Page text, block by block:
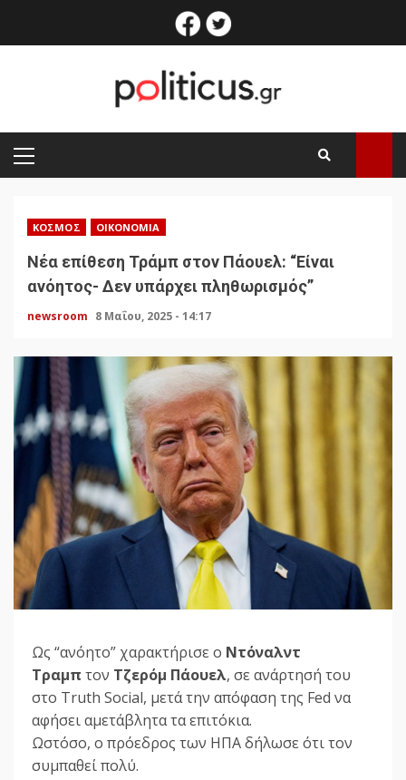
facebook
PRIMARY
MENU
ΚΌΣΜΟΣ ΟΙΚΟΝΟΜΊΑ
Νέα επίθεση Τράμπ στον Πάουελ: “Είναι
ανόητος- Δεν υπάρχει πληθωρισμός”
newsroom 8 Μαΐου, 2025 - 14:17
Ως “ανόητο” χαρακτήρισε ο Ντόναλντ
Τραμπ τον Τζερόμ Πάουελ, σε ανάρτησή του
στο Truth Social, μετά την απόφαση της Fed να
αφήσει αμετάβλητα τα επιτόκια.
Ωστόσο, ο πρόεδρος των ΗΠΑ δήλωσε ότι τον
συμπαθεί πολύ.